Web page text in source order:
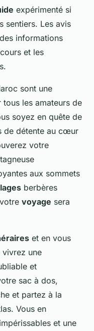
expérimenté si
sentiers. Les avis
informations
et les
sont une
les amateurs de
soyez en quête de
de détente au cœur
votre
aux sommets
berbères
voyage sera
et en vous
vivrez une
et
sac à dos,
et partez à la
Vous en
et une